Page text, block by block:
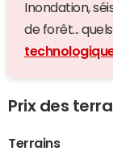
Inondation,
de forêt...
Prix des
Terrains